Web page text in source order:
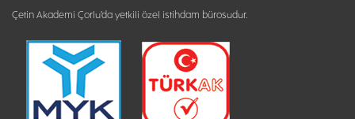
Çetin Akademi Çorlu'da yetkili özel istihdam bürosudur.